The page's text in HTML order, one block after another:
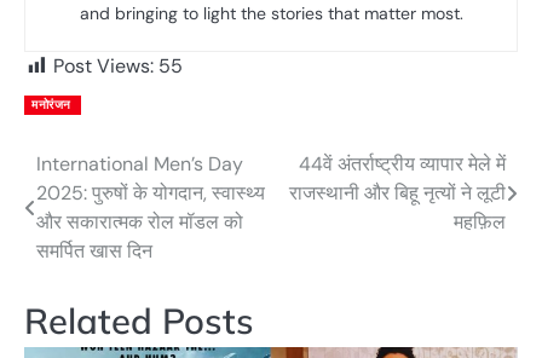
and bringing to light the stories that matter most.
Post Views: 55
मनोरंजन
Post
navigation
International Men’s Day
2025: पुरुषों के योगदान, स्वास्थ्य
और सकारात्मक रोल मॉडल को
समर्पित खास दिन
44वें अंतर्राष्ट्रीय व्यापार मेले में
राजस्थानी और बिहू नृत्यों ने लूटी
महफ़िल
Related Posts